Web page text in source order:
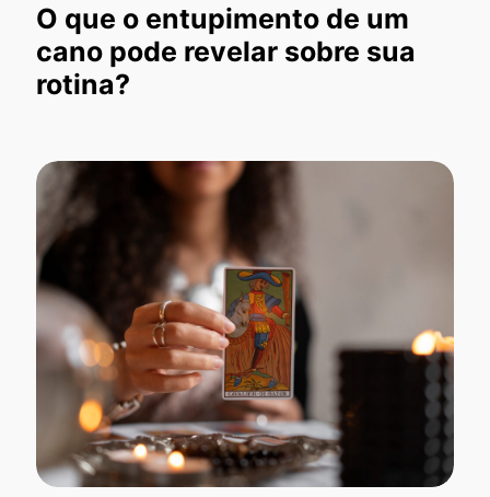
O que o entupimento de um
cano pode revelar sobre sua
rotina?